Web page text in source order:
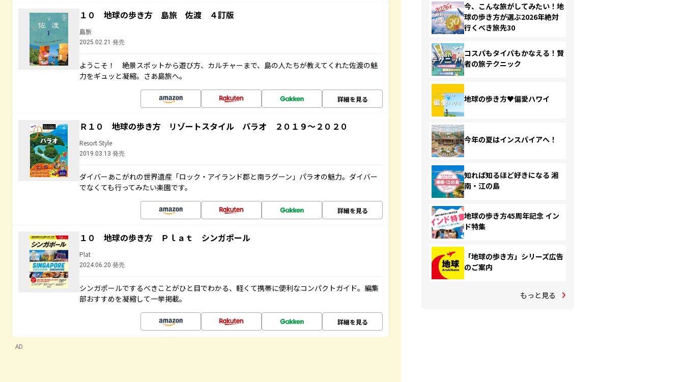
１０ 地球の歩き方 島旅 佐渡 ４訂版
島旅
2025.02.21 発売
ようこそ！ 絶景スポットから遊び方、カルチャーまで、島の人たちが教えてくれた佐渡の魅
力をギュッと凝縮。さあ島旅へ。
詳細を見る
Ｒ１０ 地球の歩き方 リゾートスタイル パラオ ２０１９～２０２０
Resort Style
2019.03.13 発売
ダイバーあこがれの世界遺産「ロック・アイランド郡と南ラグーン」パラオの魅力。ダイバー
でなくても行ってみたい楽園です。
詳細を見る
１０ 地球の歩き方 Ｐｌａｔ シンガポール
Plat
2024.06.20 発売
シンガポールでするべきことがひと目でわかる、軽くて携帯に便利なコンパクトガイド。編集
部おすすめを凝縮して一挙掲載。
詳細を見る
AD
今、こんな旅がしてみたい！地
球の歩き方が選ぶ2026年絶対
行くべき旅先30
コスパもタイパもかなえる！賢
者の旅テクニック
地球の歩き方♥偏愛ハワイ
今年の夏はインスパイアへ！
知れば知るほど好きになる 湘
南・江の島
地球の歩き方45周年記念 イン
ド特集
「地球の歩き方」シリーズ広告
のご案内
もっと見る